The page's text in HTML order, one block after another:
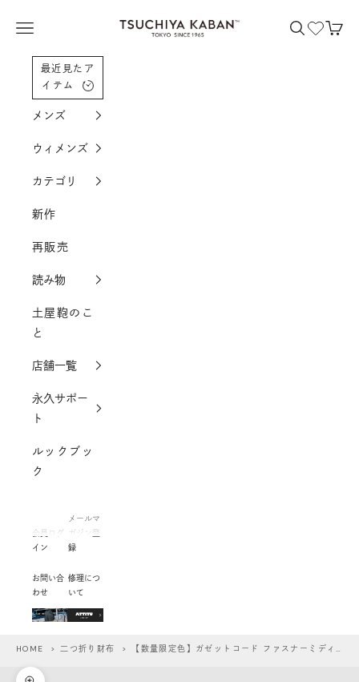
土屋鞄製造所
メニューを開く 検索を開く
カー
最近見たア
イテム
メンズ
ウィメンズ
カテゴリ
新作
再販売
読み物
土屋鞄のこ
と
店舗一覧
永久サポー
ト
ルックブッ
ク
会員ログ
イン
メールマ
ガジン登
録
お問い合
わせ
修理につ
いて
HOME >二つ折り財布 > 【数量限定色】ガゼットコード ファスナーミディアムウォレット